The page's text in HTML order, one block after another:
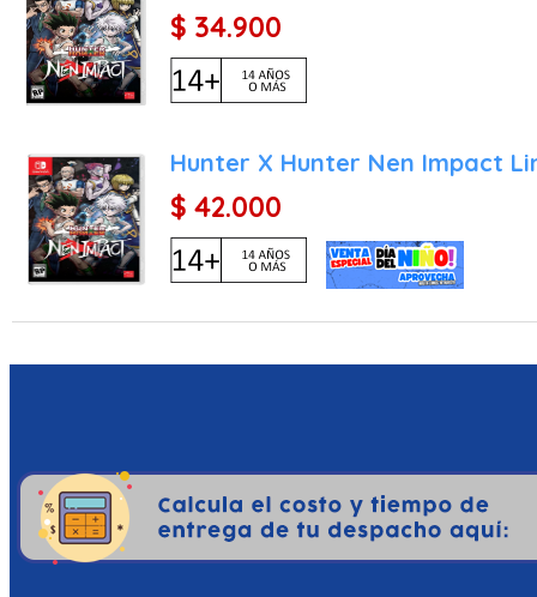
$ 34.900
Hunter X Hunter Nen Impact
$ 42.000